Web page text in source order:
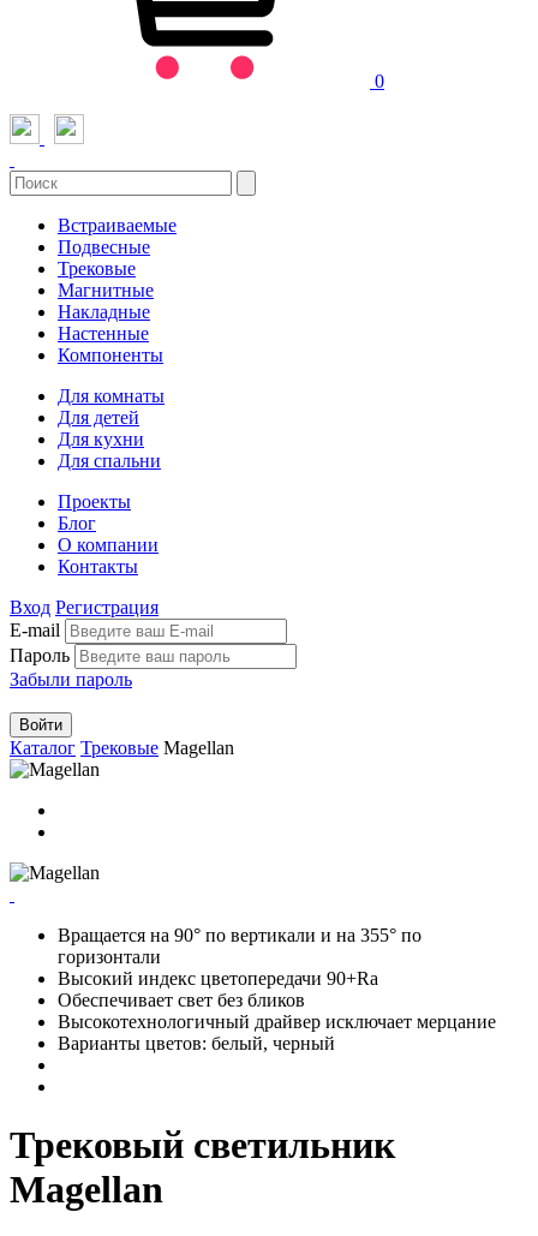
0
Встраиваемые
Подвесные
Трековые
Магнитные
Накладные
Настенные
Компоненты
Для комнаты
Для детей
Для кухни
Для спальни
Проекты
Блог
О компании
Контакты
Вход Регистрация
E-mail
Пароль
Забыли пароль
Войти
Каталог Трековые Magellan
Вращается на 90° по вертикали и на 355° по
горизонтали
Высокий индекс цветопередачи 90+Ra
Обеспечивает свет без бликов
Высокотехнологичный драйвер исключает мерцание
Варианты цветов: белый, черный
Трековый светильник
Magellan